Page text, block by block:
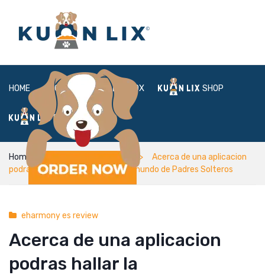
HOME ABOUT BOX SHOP
FAQ LOGIN
Home eharmony es review
Acerca de una aplicacion
podras hallar la preferiblemente mundo de Padres Solteros
eharmony es review
Acerca de una aplicacion
podras hallar la